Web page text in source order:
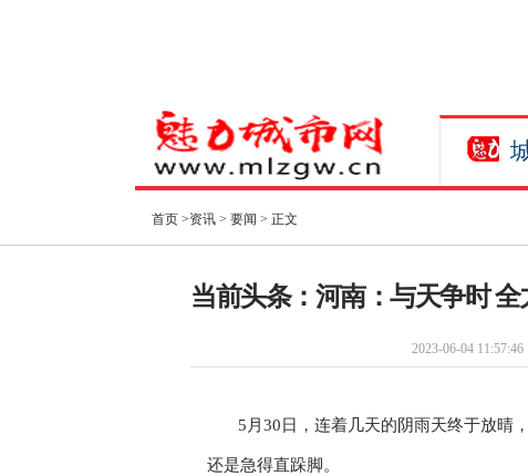
首页 >资讯 > 要闻 > 正文
当前头条：河南：与天争时
2023-06-04 11:57:46
5月30日，连着几天的阴雨天终于放晴
还是急得直跺脚。